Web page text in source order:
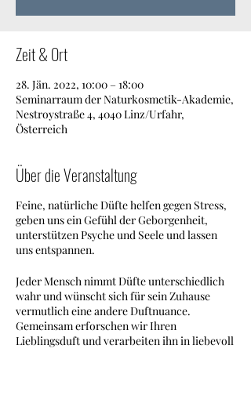
Zeit & Ort
28. Jän. 2022, 10:00 – 18:00
Seminarraum der Naturkosmetik-Akademie,
Nestroystraße 4, 4040 Linz/Urfahr,
Österreich
Über die Veranstaltung
Feine, natürliche Düfte helfen gegen Stress,
geben uns ein Gefühl der Geborgenheit,
unterstützen Psyche und Seele und lassen
uns entspannen.
Jeder Mensch nimmt Düfte unterschiedlich
wahr und wünscht sich für sein Zuhause
vermutlich eine andere Duftnuance.
Gemeinsam erforschen wir Ihren
Lieblingsduft und verarbeiten ihn in liebevoll